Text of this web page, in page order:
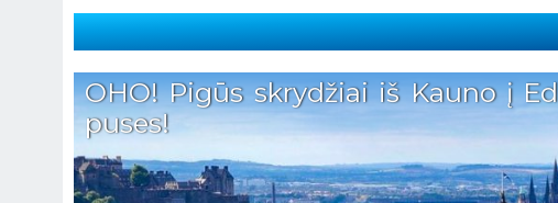
OHO! Pigūs skrydžiai iš Kauno į
puses!